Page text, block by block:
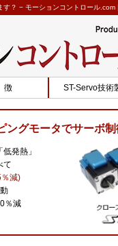
？ − モーションコントロール
ST-Servo技術
ングモータでサーボ制
発熱」
て
減)
％減